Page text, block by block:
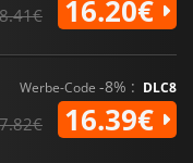
16.20€
Werbe-Code -8% : DLC8
16.39€